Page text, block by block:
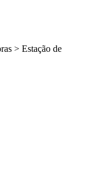
> Estação de